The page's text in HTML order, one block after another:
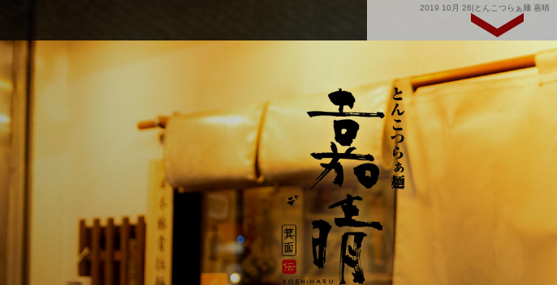
2019 10月 26|とんこつらぁ麺 嘉晴